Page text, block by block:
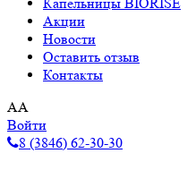
Акции
Новости
Оставить отзыв
Контакты
AA
Войти
8 (3846) 62-30-30